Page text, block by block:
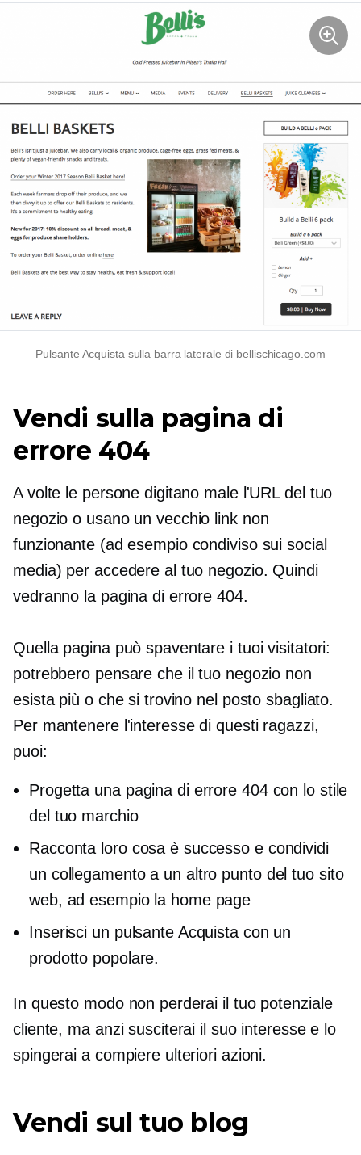
Pulsante Acquista sulla barra laterale di bellischicago.com
Vendi sulla pagina di
errore 404
A volte le persone digitano male l'URL del tuo
negozio o usano un vecchio link non
funzionante (ad esempio condiviso sui social
media) per accedere al tuo negozio. Quindi
vedranno la pagina di errore 404.
Quella pagina può spaventare i tuoi visitatori:
potrebbero pensare che il tuo negozio non
esista più o che si trovino nel posto sbagliato.
Per mantenere l'interesse di questi ragazzi,
puoi:
Progetta una pagina di errore 404 con lo stile
del tuo marchio
Racconta loro cosa è successo e condividi
un collegamento a un altro punto del tuo sito
web, ad esempio la home page
Inserisci un pulsante Acquista con un
prodotto popolare.
In questo modo non perderai il tuo potenziale
cliente, ma anzi susciterai il suo interesse e lo
spingerai a compiere ulteriori azioni.
Vendi sul tuo blog